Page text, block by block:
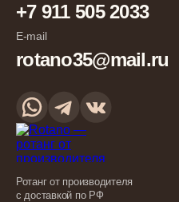
Ротанг от производителя
с доставкой по РФ
+7 911 505 2033
E-mail
rotano35@mail.ru